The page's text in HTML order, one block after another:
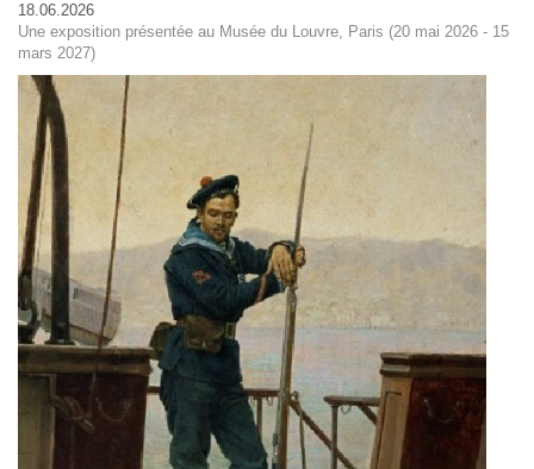
18.06.2026
Une exposition présentée au Musée du Louvre, Paris (20 mai 2026 - 15
mars 2027)